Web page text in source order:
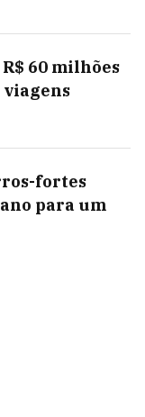
60 milhões
viagens
fortes
para um